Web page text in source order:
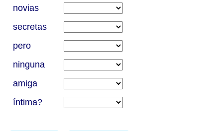
novias
secretas
pero
ninguna
amiga
íntima?